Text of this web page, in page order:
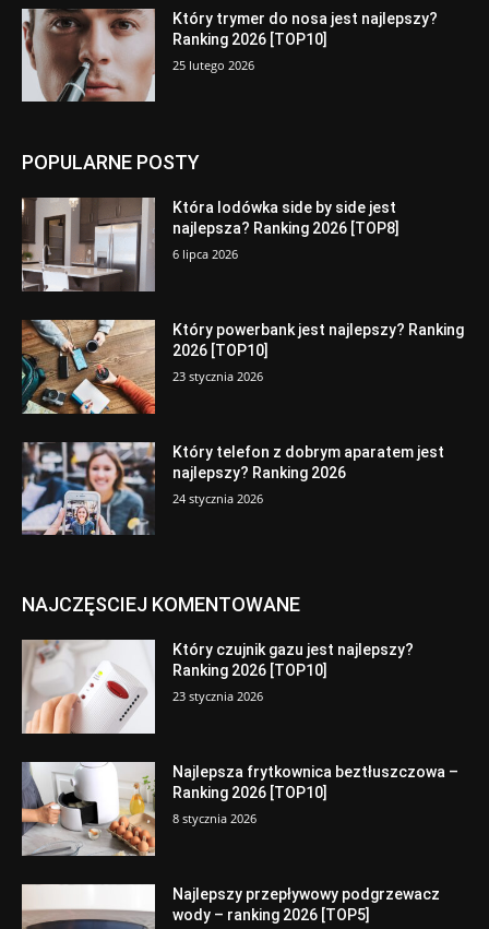
Który trymer do nosa jest najlepszy?
Ranking 2026 [TOP10]
25 lutego 2026
POPULARNE POSTY
Która lodówka side by side jest
najlepsza? Ranking 2026 [TOP8]
6 lipca 2026
Który powerbank jest najlepszy? Ranking
2026 [TOP10]
23 stycznia 2026
Który telefon z dobrym aparatem jest
najlepszy? Ranking 2026
24 stycznia 2026
NAJCZĘSCIEJ KOMENTOWANE
Który czujnik gazu jest najlepszy?
Ranking 2026 [TOP10]
23 stycznia 2026
Najlepsza frytkownica beztłuszczowa –
Ranking 2026 [TOP10]
8 stycznia 2026
Najlepszy przepływowy podgrzewacz
wody – ranking 2026 [TOP5]